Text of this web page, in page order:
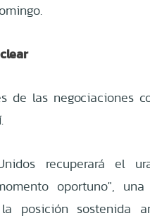
de las negociaciones
recuperará el
oportuno", una
posición sostenida